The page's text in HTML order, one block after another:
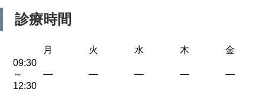
診療時間
月 火 水 木
金
09:30
～
12:30
— — — — —